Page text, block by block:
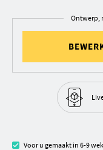
Ontwerp,
Voor u gemaakt in 6-9